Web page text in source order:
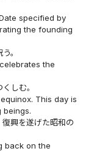
specified by
the founding
。
the
しむ。
This day is
beings.
興を遂げた昭和の
back on the